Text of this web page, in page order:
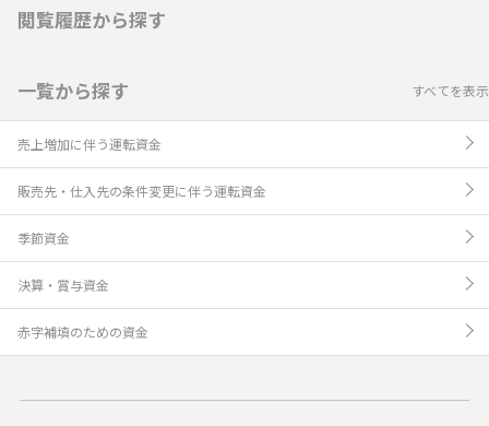
閲覧履歴から探す
一覧から探す すべてを表示
売上増加に伴う運転資金
販売先・仕入先の条件変更に伴う運転資金
季節資金
決算・賞与資金
赤字補填のための資金